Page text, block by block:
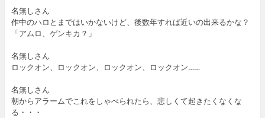
名無しさん
作中のハロとまではいかないけど、後数年すれば近いの出来るかな？
「アムロ、ゲンキカ？」
名無しさん
ロックオン、ロックオン、ロックオン、ロックオン……
名無しさん
朝からアラームでこれをしゃべられたら、悲しくて起きたくなくな
る・・・